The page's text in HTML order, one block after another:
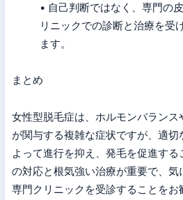
• 自己判断ではなく、専門の
リニックでの診断と治療を受
ます。
まとめ
女性型脱毛症は、ホルモンバラン
が関与する複雑な症状ですが、適切
よって進行を抑え、発毛を促進す
の対応と根気強い治療が重要で、
専門クリニックを受診することをお